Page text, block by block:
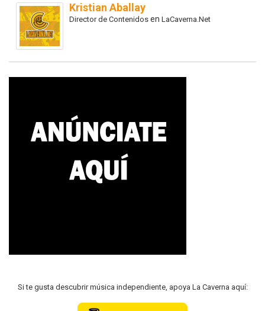
Kristian Aballay
Director de Contenidos en LaCaverna.Net
Si te gusta descubrir música independiente, apoya La Caverna aquí: